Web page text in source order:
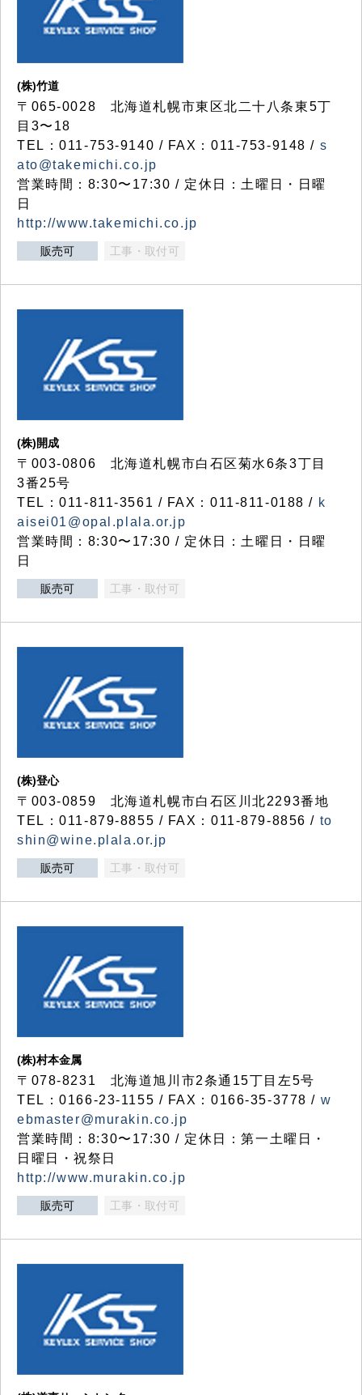
(株)竹道
〒065-0028 北海道札幌市東区北二十八条東5丁
目3〜18
TEL：011-753-9140 / FAX：011-753-9148 / s
ato@takemichi.co.jp
営業時間：8:30〜17:30 / 定休日：土曜日・日曜
日
http://www.takemichi.co.jp
販売可 工事・取付可
(株)開成
〒003-0806 北海道札幌市白石区菊水6条3丁目
3番25号
TEL：011-811-3561 / FAX：011-811-0188 / k
aisei01@opal.plala.or.jp
営業時間：8:30〜17:30 / 定休日：土曜日・日曜
日
販売可 工事・取付可
(株)登心
〒003-0859 北海道札幌市白石区川北2293番地
TEL：011-879-8855 / FAX：011-879-8856 / to
shin@wine.plala.or.jp
販売可 工事・取付可
(株)村本金属
〒078-8231 北海道旭川市2条通15丁目左5号
TEL：0166-23-1155 / FAX：0166-35-3778 / w
ebmaster@murakin.co.jp
営業時間：8:30〜17:30 / 定休日：第一土曜日・
日曜日・祝祭日
http://www.murakin.co.jp
販売可 工事・取付可